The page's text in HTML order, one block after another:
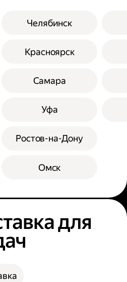
Челябинск
Красноярск
Самара
Уфа
Ростов-на-Дону
Омск
для